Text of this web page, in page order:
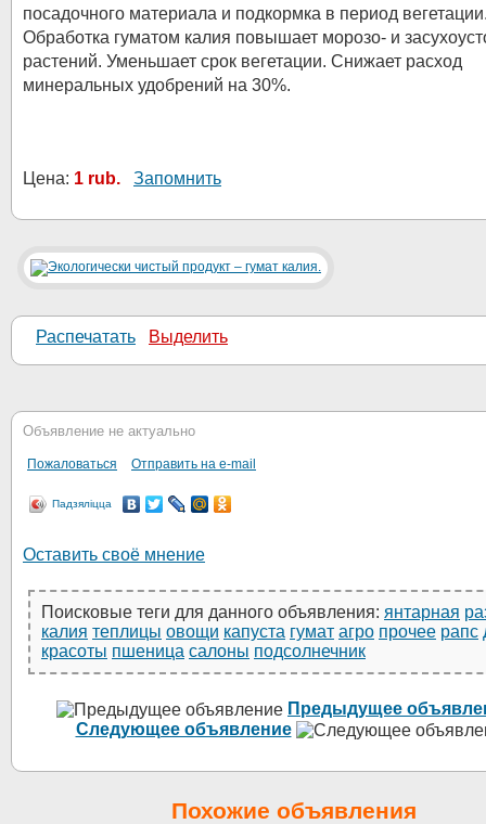
посадочного материала и подкормка в период
Обработка гуматом калия повышает морозо- и
растений. Уменьшает срок вегетации. Снижает расход
минеральных удобрений на 30%.
Цена: 1 rub. Запомнить
Распечатать Выделить
Объявление не актуально
Пожаловаться Отправить на e-mail
Падзяліцца
Оставить своё мнение
Поисковые теги для данного объявления: янтарная
калия теплицы овощи капуста гумат агро прочее рапс
красоты пшеница салоны подсолнечник
Предыдущее
Следующее объявление
Похожие объявления